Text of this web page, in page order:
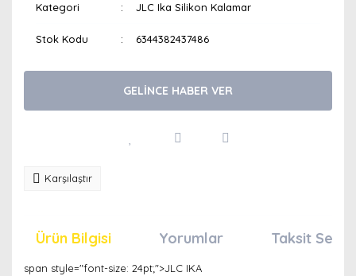
Kategori JLC Ika Silikon Kalamar
Stok Kodu 6344382437486
GELİNCE HABER VER
Karşılaştır
Ürün Bilgisi Yorumlar Taksit
span style="font-size: 24pt;">JLC IKA